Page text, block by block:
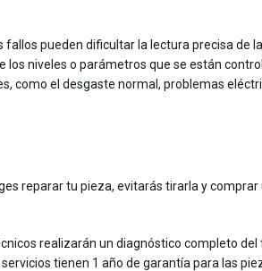
pueden dificultar la lectura precisa de
niveles o parámetros que se están
como el desgaste normal, problemas
reparar tu pieza, evitarás tirarla y comprar
realizarán un diagnóstico completo
tienen 1 año de garantía para las